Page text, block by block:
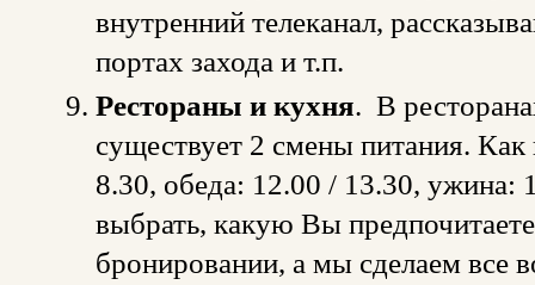
внутренний телеканал,
портах захода и т.п.
Рестораны и кухня. В
существует 2 смены питания. Как
8.30, обеда: 12.00 / 13.30,
выбрать, какую Вы
бронировании, а мы сделаем все